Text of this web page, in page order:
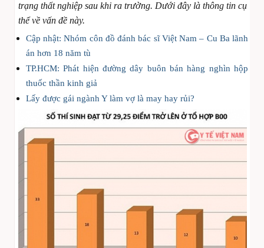
trạng thất nghiệp sau khi ra trường. Dưới đây là thông tin cụ
thể về vấn đề này.
Cập nhật: Nhóm côn đồ đánh bác sĩ Việt Nam – Cu Ba lãnh
án hơn 18 năm tù
TP.HCM: Phát hiện đường dây buôn bán hàng nghìn hộp
thuốc thần kinh giả
Lấy được gái ngành Y làm vợ là may hay rủi?